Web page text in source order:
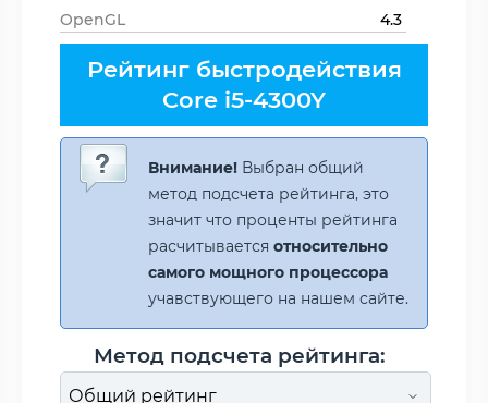
OpenGL
4.3
Рейтинг быстродействия
Core i5-4300Y
Внимание! Выбран общий
метод подсчета рейтинга, это
значит что проценты рейтинга
расчитывается относительно
самого мощного процессора
учавствующего на нашем сайте.
Метод подсчета рейтинга: